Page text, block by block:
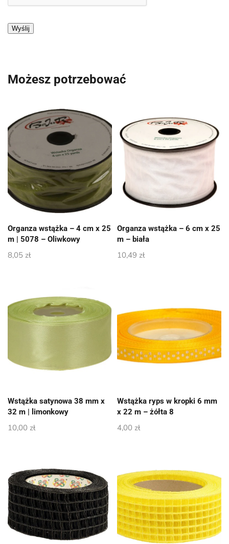
Możesz potrzebować
Organza wstążka – 4 cm x 25
m | 5078 – Oliwkowy
8,05 zł
Organza wstążka – 6 cm x 25
m – biała
10,49 zł
Wstążka satynowa 38 mm x
32 m | limonkowy
10,00 zł
Wstążka ryps w kropki 6 mm
x 22 m – żółta 8
4,00 zł